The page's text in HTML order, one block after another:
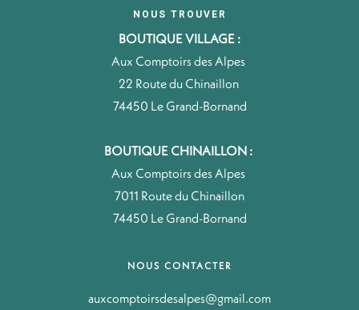
NOUS TROUVER
BOUTIQUE VILLAGE :
Aux Comptoirs des Alpes
22 Route du Chinaillon
74450 Le Grand-Bornand
BOUTIQUE CHINAILLON :
Aux Comptoirs des Alpes
7011 Route du Chinaillon
74450 Le Grand-Bornand
NOUS CONTACTER
auxcomptoirsdesalpes@gmail.com